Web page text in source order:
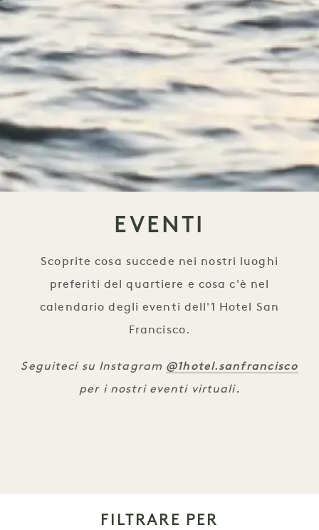
EVENTI
Scoprite cosa succede nei nostri luoghi
preferiti del quartiere e cosa c'è nel
calendario degli eventi dell'1 Hotel San
Francisco.
Seguiteci su Instagram @1hotel.sanfrancisco
per i nostri eventi virtuali.
FILTRARE PER